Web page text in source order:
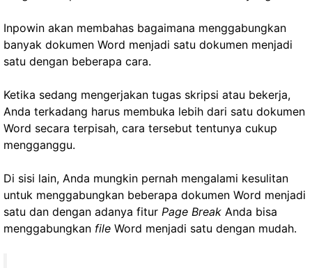
Inpowin akan membahas bagaimana menggabungkan
banyak dokumen Word menjadi satu dokumen menjadi
satu dengan beberapa cara.
Ketika sedang mengerjakan tugas skripsi atau bekerja,
Anda terkadang harus membuka lebih dari satu dokumen
Word secara terpisah, cara tersebut tentunya cukup
mengganggu.
Di sisi lain, Anda mungkin pernah mengalami kesulitan
untuk menggabungkan beberapa dokumen Word menjadi
satu dan dengan adanya fitur Page Break Anda bisa
menggabungkan file Word menjadi satu dengan mudah.